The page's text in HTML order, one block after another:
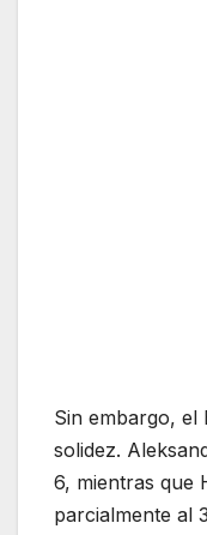
Sin embargo,
solidez.
6, mientras que
parcialmente al